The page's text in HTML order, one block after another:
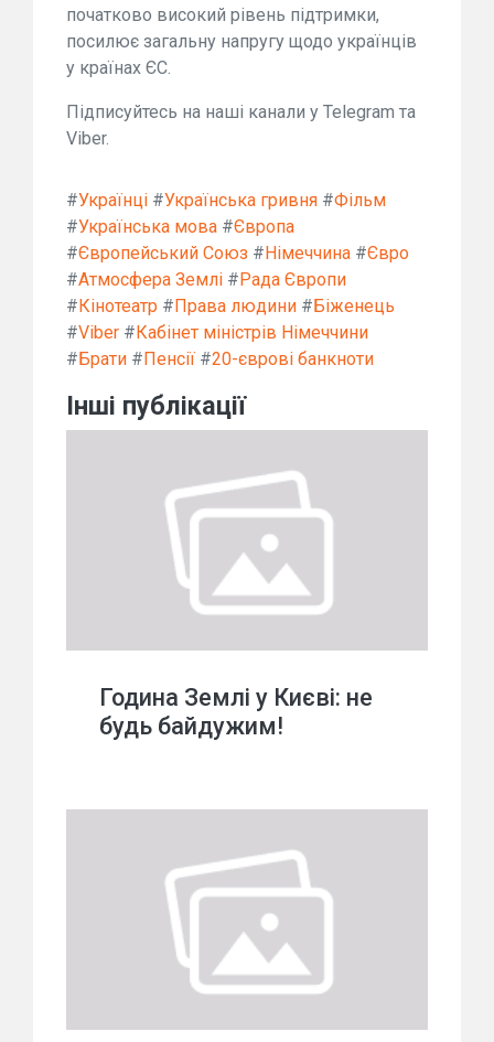
початково високий рівень підтримки,
посилює загальну напругу щодо українців
у країнах ЄС.
Підписуйтесь на наші канали у Telegram та
Viber.
#Українці #Українська гривня #Фільм
#Українська мова #Європа
#Європейський Союз # Німеччина #Євро
#Атмосфера Землі # Рада Європи
# Кінотеатр # Права людини # Біженець
#Viber # Кабінет міністрів Німеччини
# Брати # Пенсії #20-єврові банкноти
Інші публікації
Година Землі у Києві: не
будь байдужим!